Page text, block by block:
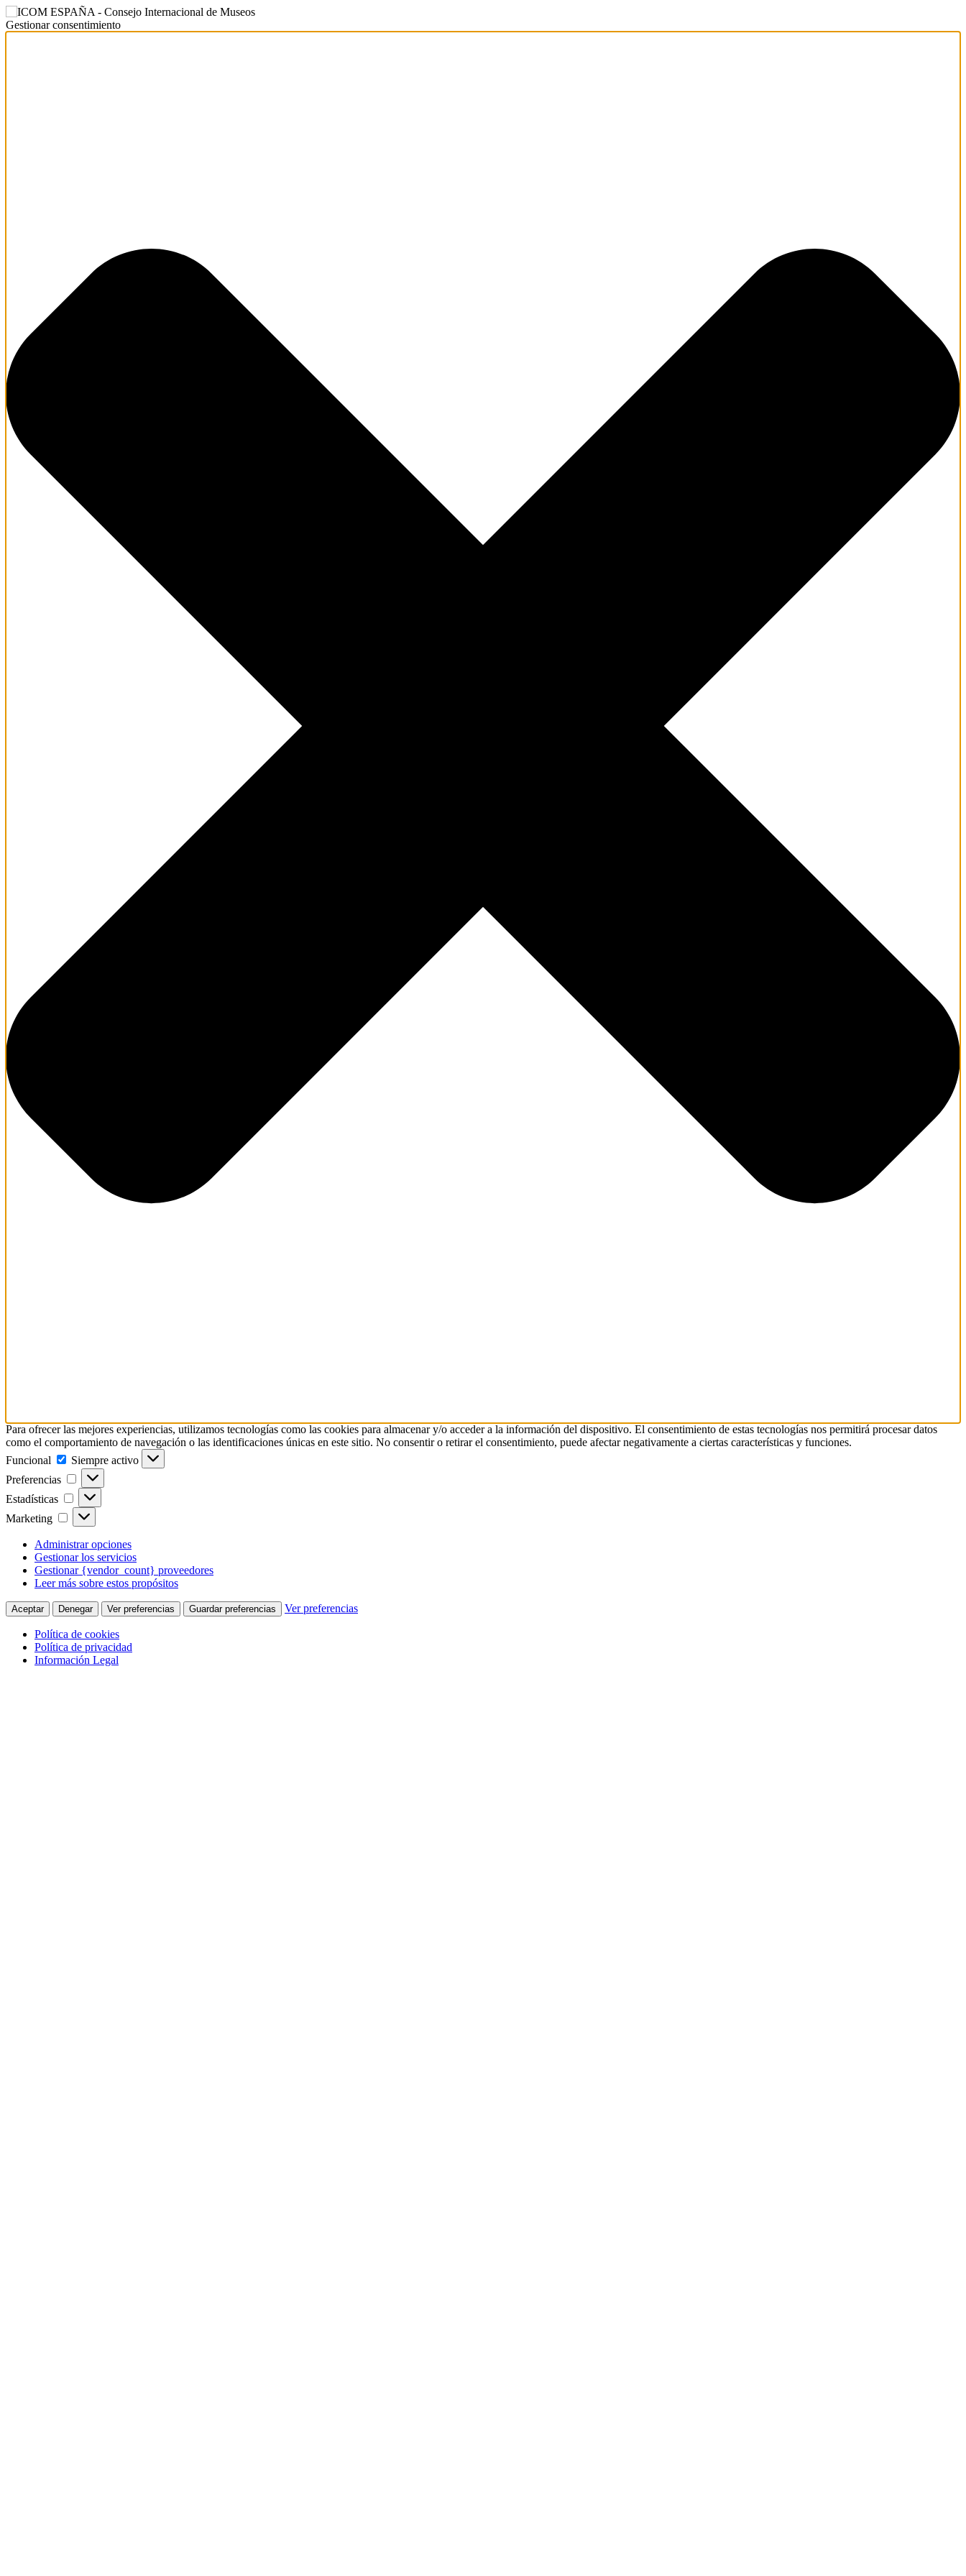
Gestionar consentimiento
Para ofrecer las mejores experiencias, utilizamos tecnologías como las cookies para almacenar y/o acceder a la información del dispositivo. El consentimiento de estas tecnologías nos permitirá procesar datos
como el comportamiento de navegación o las identificaciones únicas en este sitio. No consentir o retirar el consentimiento, puede afectar negativamente a ciertas características y funciones.
Funcional
Funcional
Siempre activo
Preferencias
Preferencias
Estadísticas Estadísticas
Marketing Marketing
Administrar opciones
Gestionar los servicios
Gestionar {vendor_count} proveedores
Leer más sobre estos propósitos
Aceptar Denegar Ver preferencias Guardar preferencias Ver preferencias
Política de cookies
Política de privacidad
Información Legal